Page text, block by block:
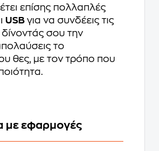
επίσης πολλαπλές
USB για να συνδέεις τις
σου την
το
θες, με τον τρόπο που
με εφαρμογές